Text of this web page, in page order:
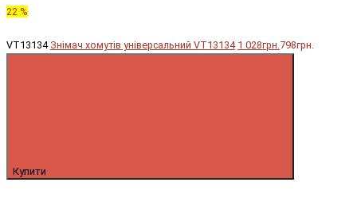
22 %
VT13134 Знімач хомутів універсальний VT13134 1 028грн.798грн.
Купити